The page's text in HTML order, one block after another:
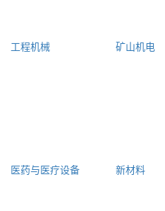
工程机械 矿山机电
医药与医疗设备 新材料